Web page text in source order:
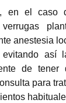
en el caso
anestesia
así
de tener
para